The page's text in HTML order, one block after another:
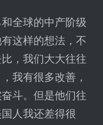
全球的中产阶级
这样的想法，不
，我们大大往往
我有很多改善，
斗。但是他们往
人我还差得很